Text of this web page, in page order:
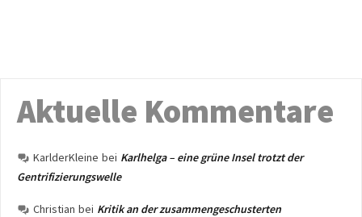
Aktuelle Kommentare
KarlderKleine bei Karlhelga – eine grüne Insel trotzt der
Gentrifizierungswelle
Christian bei Kritik an der zusammengeschusterten